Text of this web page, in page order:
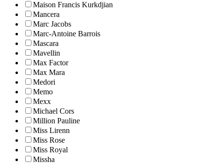
Maison Francis Kurkdjian
Mancera
Marc Jacobs
Marc-Antoine Barrois
Mascara
Mavellin
Max Factor
Max Mara
Medori
Memo
Mexx
Michael Cors
Million Pauline
Miss Lirenn
Miss Rose
Miss Royal
Missha